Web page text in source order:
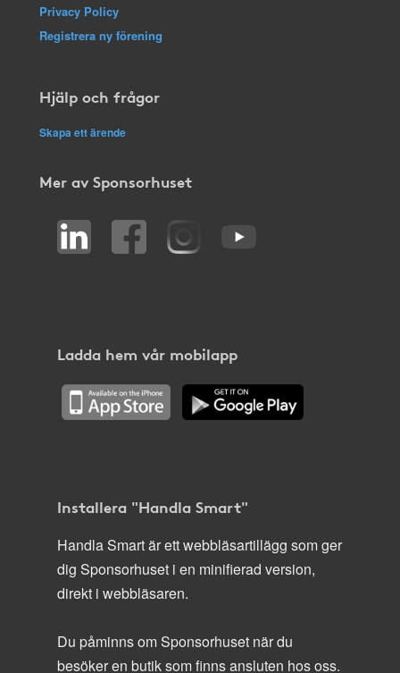
Privacy Policy
Registrera ny förening
Hjälp och frågor
Skapa ett ärende
Mer av Sponsorhuset
Ladda hem vår mobilapp
Installera "Handla Smart"
Handla Smart är ett webbläsartillägg som ger
dig Sponsorhuset i en minifierad version,
direkt i webbläsaren.
Du påminns om Sponsorhuset när du
besöker en butik som finns ansluten hos oss.